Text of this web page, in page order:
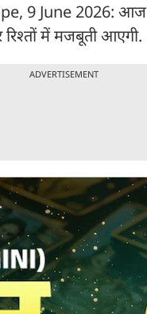
9 June 2026: आज
में मजबूती आएगी.
ADVERTISEMENT